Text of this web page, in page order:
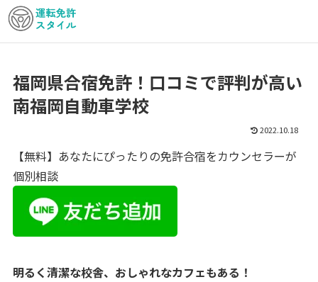
福岡県合宿免許！口コミで評判が高い
南福岡自動車学校
2022.10.18
【無料】あなたにぴったりの免許合宿をカウンセラーが
個別相談
明るく清潔な校舎、おしゃれなカフェもある！